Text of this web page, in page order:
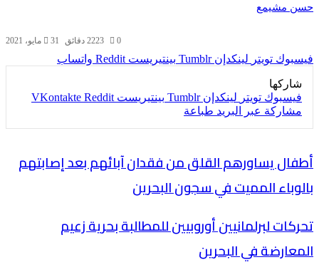
حسن مشيمع
31 مايو، 2021 0
2232 دقائق
فيسبوك تويتر لينكدإن بينتيريست واتساب
شاركها
فيسبوك تويتر لينكدإن بينتيريست
مشاركة عبر البريد طباعة
أطفال يساورهم القلق من فقدان آبائهم بعد إصابتهم
بالوباء المميت في سجون البحرين
تحركات لبرلمانيين أوروبيين للمطالبة بحرية زعيم
المعارضة في البحرين